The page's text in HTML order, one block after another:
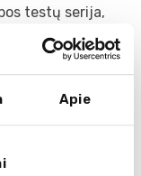
Apie
testų serija,
vaikams. Šie
aiškų
kalbos žinias.
įvertinti 7-12
mokymosi